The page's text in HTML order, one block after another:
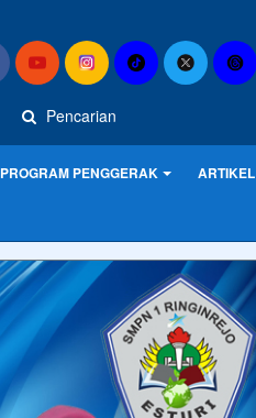
Pencarian
PROGRAM PENGGERAK ARTIKEL